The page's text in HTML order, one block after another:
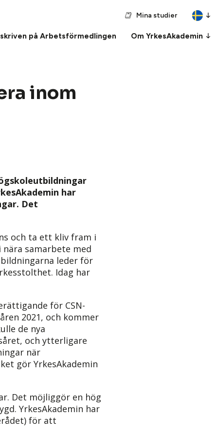
Mina studier
på Arbetsförmedlingen Om YrkesAkademin
inom
har
Det
och ta ett kliv fram i
samarbete med
leder för
Idag har
för CSN-
2021, och kommer
de nya
och ytterligare
när
gör YrkesAkademin
Det möjliggör en hög
YrkesAkademin har
för att